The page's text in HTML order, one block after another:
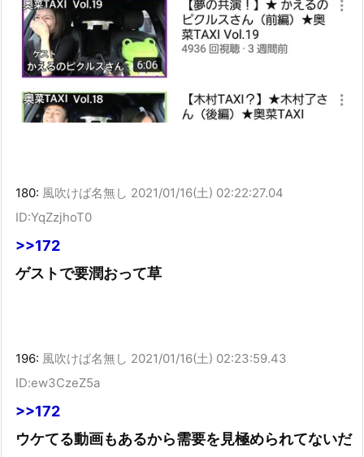
180: 風吹けば名無し 2021/01/16(土) 02:22:27.04
ID:YqZzjhoT0
>>172
ゲストで要潤おって草
196: 風吹けば名無し 2021/01/16(土) 02:23:59.43
ID:ew3CzeZ5a
>>172
ウケてる動画もあるから需要を見極められてないだ